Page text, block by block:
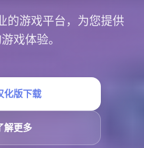
的游戏平台，为您提供
戏体验。
化版下载
解更多